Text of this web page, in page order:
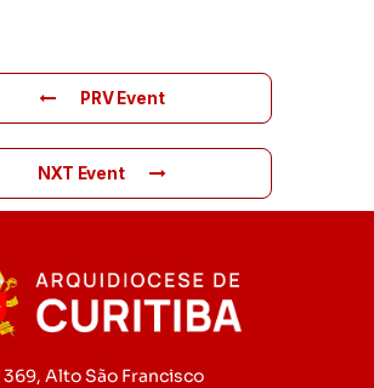
PRV Event
NXT Event
369, Alto São Francisco